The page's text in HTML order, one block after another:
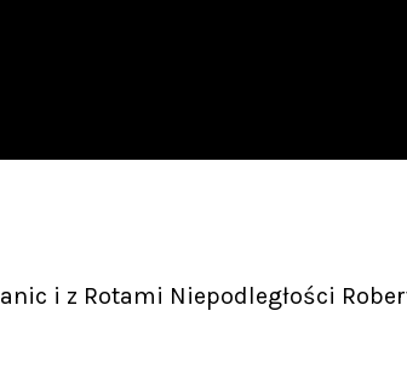
i z Rotami Niepodległości